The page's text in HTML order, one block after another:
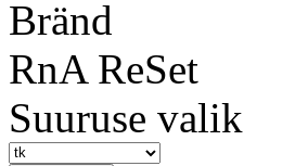
Bränd
RnA ReSet
Suuruse valik